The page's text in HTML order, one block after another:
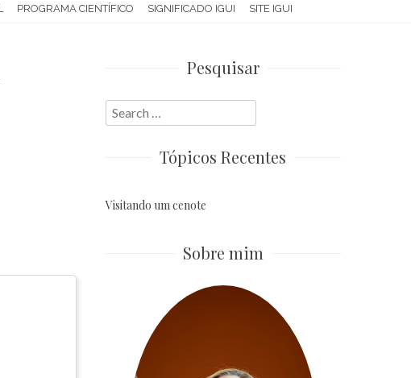
PROGRAMA CIENTÍFICO SIGNIFICADO IGUI SITE IGUI
Pesquisar
Search
for:
Tópicos Recentes
Visitando um cenote
Sobre mim